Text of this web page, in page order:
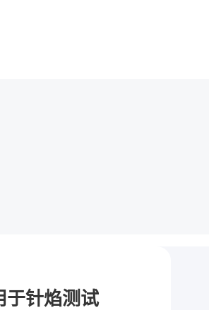
于针焰测试